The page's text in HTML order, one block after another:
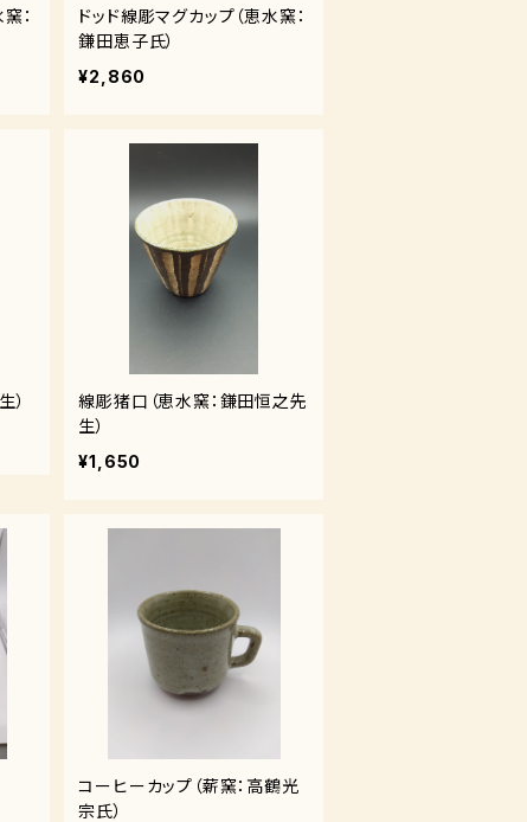
：
ドッド線彫マグカップ（恵水窯：
鎌田恵子氏）
¥2,860
）
線彫猪口（恵水窯：鎌田恒之先
生）
¥1,650
コーヒーカップ（薪窯：高鶴光
宗氏）